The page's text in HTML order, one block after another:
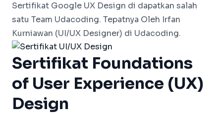
Sertifikat Google UX Design di dapatkan salah
satu Team Udacoding. Tepatnya Oleh Irfan
Kurniawan (UI/UX Designer) di Udacoding.
Sertifikat Foundations
of User Experience (UX)
Design